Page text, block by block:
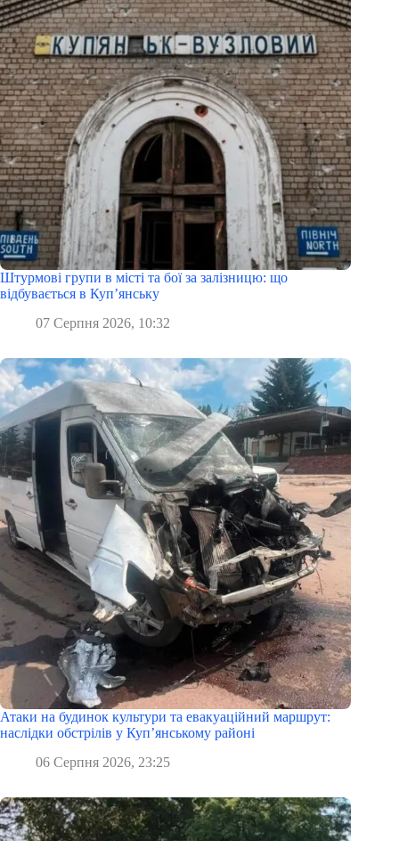
Штурмові групи в місті та бої за залізницю: що
відбувається в Куп’янську
07 Серпня 2026, 10:32
Атаки на будинок культури та евакуаційний маршрут:
наслідки обстрілів у Куп’янському районі
06 Серпня 2026, 23:25